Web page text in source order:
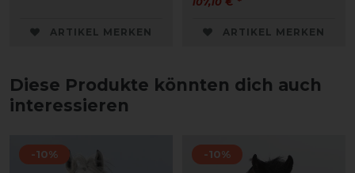
ARTIKEL MERKEN ARTIKEL MERKEN
Diese Produkte könnten dich auch
interessieren
-10% -10%